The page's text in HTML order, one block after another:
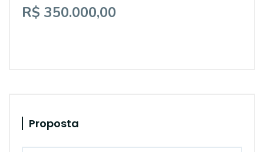
R$ 350.000,00
Proposta